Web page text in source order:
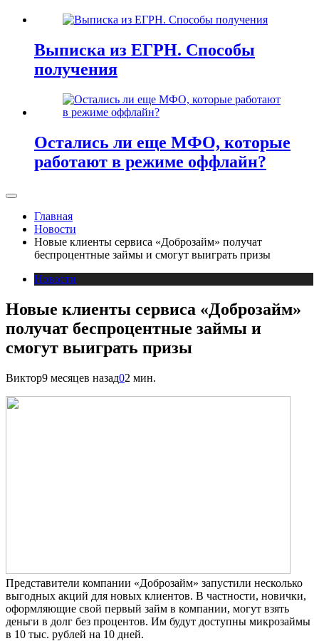
Выписка из ЕГРН. Способы
получения
Остались ли еще МФО, которые
работают в режиме оффлайн?
Главная
Новости
Новые клиенты сервиса «Доброзайм» получат
беспроцентные займы и смогут выиграть призы
Новости
Новые клиенты сервиса «Доброзайм»
получат беспроцентные займы и
смогут выиграть призы
Виктор9 месяцев назад02 мин.
Представители компании «Доброзайм» запустили несколько
выгодных акций для новых клиентов. В частности, новички,
оформляющие свой первый займ в компании, могут взять
деньги в долг без процентов. Им будут доступны микрозаймы
в 10 тыс. рублей на 10 дней.